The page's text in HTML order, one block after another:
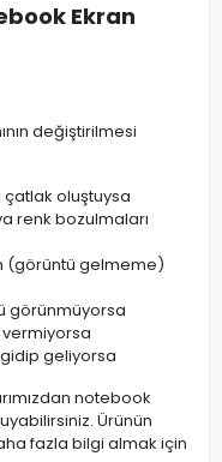
Ekran
değiştirilmesi
çatlak oluştuysa
renk bozulmaları
(görüntü gelmeme)
görünmüyorsa
vermiyorsa
geliyorsa
notebook
Ürünün
fazla bilgi almak için